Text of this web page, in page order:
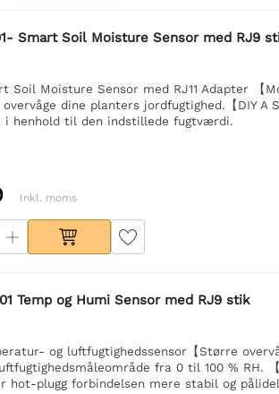
Smart Soil Moisture Sensor med RJ9
Soil Moisture Sensor med RJ11 Adapter 【
dine planters jordfugtighed.【DIY
i henhold til den indstillede fugtværdi.
Inkl. moms
Temp og Humi Sensor med RJ9 stik
og luftfugtighedssensor【Større
fra 0 til 100 % RH.
hot-plugg forbindelsen mere stabil og